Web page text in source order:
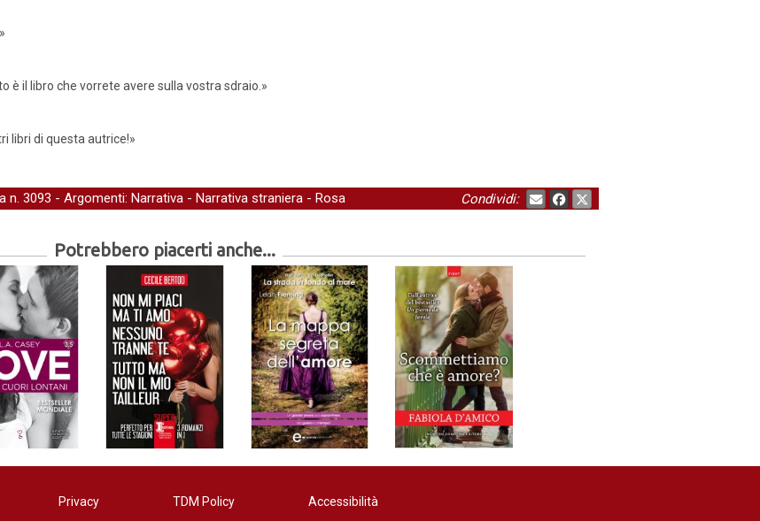
è il libro che vorrete avere sulla vostra sdraio.»
libri di questa autrice!»
n. 3093 - Argomenti: Narrativa - Narrativa straniera - Rosa Condividi:
Potrebbero piacerti anche...
Privacy TDM Policy Accessibilità